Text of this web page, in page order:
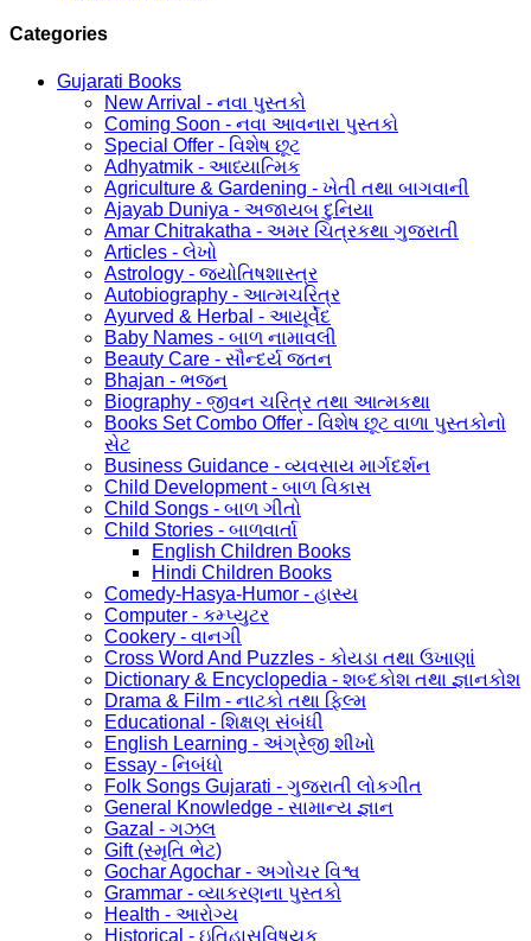
Categories
Gujarati Books
New Arrival - નવા પુસ્તકો
Coming Soon - નવા આવનારા પુસ્તકો
Special Offer - વિશેષ છૂટ
Adhyatmik - આધ્યાત્મિક
Agriculture & Gardening - ખેતી તથા બાગવાની
Ajayab Duniya - અજાયબ દુનિયા
Amar Chitrakatha - અમર ચિત્રકથા ગુજરાતી
Articles - લેખો
Astrology - જ્યોતિષશાસ્ત્ર
Autobiography - આત્મચરિત્ર
Ayurved & Herbal - આયૂર્વેદ
Baby Names - બાળ નામાવલી
Beauty Care - સૌન્દર્ય જતન
Bhajan - ભજન
Biography - જીવન ચરિત્ર તથા આત્મકથા
Books Set Combo Offer - વિશેષ છૂટ વાળા પુસ્તકોનો
સેટ
Business Guidance - વ્યવસાય માર્ગદર્શન
Child Development - બાળ વિકાસ
Child Songs - બાળ ગીતો
Child Stories - બાળવાર્તા
English Children Books
Hindi Children Books
Comedy-Hasya-Humor - હાસ્ય
Computer - કમ્પ્યુટર
Cookery - વાનગી
Cross Word And Puzzles - કોયડા તથા ઉખાણાં
Dictionary & Encyclopedia - શબ્દકોશ તથા જ્ઞાનકોશ
Drama & Film - નાટકો તથા ફિલ્મ
Educational - શિક્ષણ સંબંધી
English Learning - અંગ્રેજી શીખો
Essay - નિબંધો
Folk Songs Gujarati - ગુજરાતી લોકગીત
General Knowledge - સામાન્ય જ્ઞાન
Gazal - ગઝલ
Gift (સ્મૃતિ ભેટ)
Gochar Agochar - અગોચર વિશ્વ
Grammar - વ્યાકરણના પુસ્તકો
Health - આરોગ્ય
Historical - ઇતિહાસવિષયક